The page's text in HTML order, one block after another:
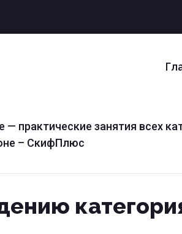
практические занятия всех
– СкифПлюс